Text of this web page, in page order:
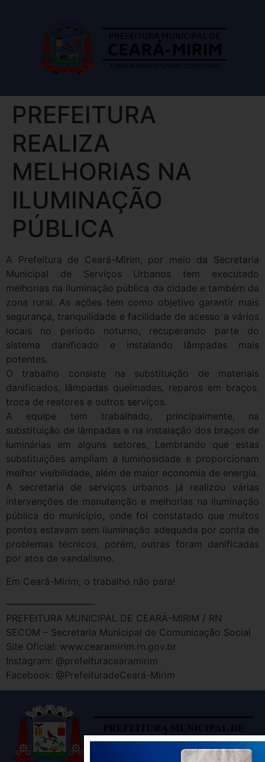
PREFEITURA
REALIZA
MELHORIAS NA
ILUMINAÇÃO
PÚBLICA
A Prefeitura de Ceará-Mirim, por meio da Secretaria
Municipal de Serviços Urbanos tem executado
melhorias na iluminação pública da cidade e também da
zona rural. As ações tem como objetivo garantir mais
segurança, tranquilidade e facilidade de acesso a vários
locais no período noturno, recuperando parte do
sistema danificado e instalando lâmpadas mais
potentes.
O trabalho consiste na substituição de materiais
danificados, lâmpadas queimadas, reparos em braços,
troca de reatores e outros serviços.
A equipe tem trabalhado, principalmente, na
substituição de lâmpadas e na instalação dos braços de
luminárias em alguns setores, Lembrando que estas
substituições ampliam a luminosidade e proporcionam
melhor visibilidade, além de maior economia de energia.
A secretaria de serviços urbanos já realizou várias
intervenções de manutenção e melhorias na iluminação
pública do município, onde foi constatado que muitos
pontos estavam sem iluminação adequada por conta de
problemas técnicos, porém, outras foram danificadas
por atos de vandalismo.
Em Ceará-Mirim, o trabalho não para!
—————————-
PREFEITURA MUNICIPAL DE CEARÁ-MIRIM / RN
SECOM – Secretaria Municipal de Comunicação Social
Site Oficial: www.cearamirim.rn.gov.br
Instagram: @prefeituracearamirim
Facebook: @PrefeituradeCeará-Mirim